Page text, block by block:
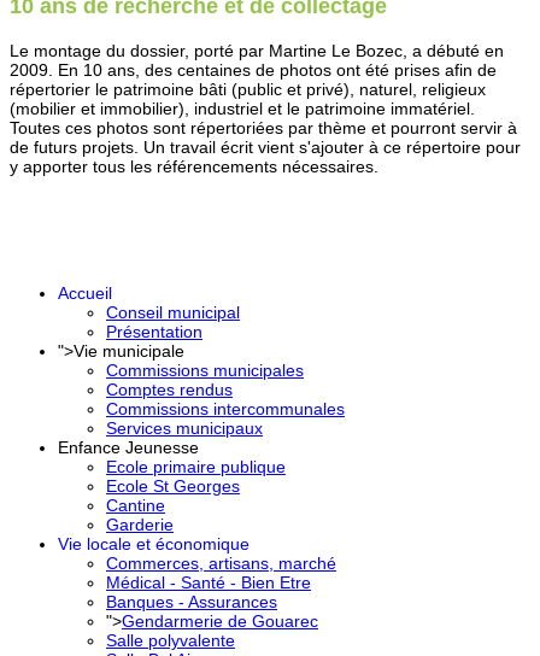
10 ans de recherche et de collectage
Le montage du dossier, porté par Martine Le Bozec, a débuté en
2009. En 10 ans, des centaines de photos ont été prises afin de
répertorier le patrimoine bâti (public et privé), naturel, religieux
(mobilier et immobilier), industriel et le patrimoine immatériel.
Toutes ces photos sont répertoriées par thème et pourront servir à
de futurs projets. Un travail écrit vient s'ajouter à ce répertoire pour
y apporter tous les référencements nécessaires.
Accueil
Conseil municipal
Présentation
">Vie municipale
Commissions municipales
Comptes rendus
Commissions intercommunales
Services municipaux
Enfance Jeunesse
Ecole primaire publique
Ecole St Georges
Cantine
Garderie
Vie locale et économique
Commerces, artisans, marché
Médical - Santé - Bien Etre
Banques - Assurances
">Gendarmerie de Gouarec
Salle polyvalente